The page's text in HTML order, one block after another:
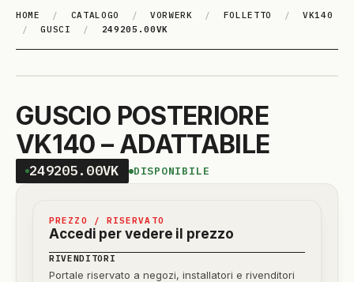
HOME / CATALOGO / VORWERK / FOLLETTO /
VK140
/
GUSCI / 249205.00VK
GUSCIO POSTERIORE
VK140 – ADATTABILE
249205.00VK DISPONIBILE
PREZZO / RISERVATO
Accedi per vedere il prezzo
RIVENDITORI
Portale riservato a negozi, installatori e rivenditori